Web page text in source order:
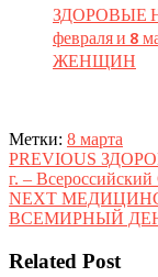
ЗДОРОВЫЕ
февраля и
ЖЕНЩИН
Метки: 8 марта
Навигация
по
записям
PREVIOUS
запись:
г. –
NEXT Следующая
запись:
ВСЕМИРНЫЙ
Related Post